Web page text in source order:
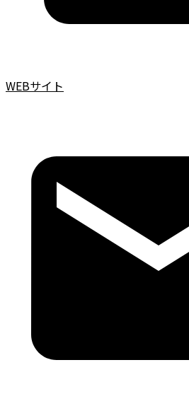
WEBサイト